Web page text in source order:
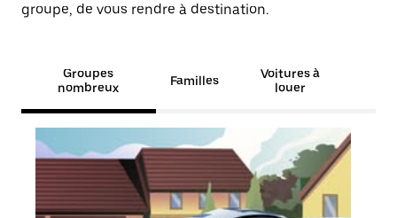
groupe, de vous rendre à destination.
Groupes
nombreux
Familles
Voitures à
louer